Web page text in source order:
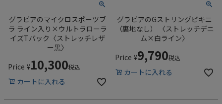
グラビアのマイクロスポーツブ
ラ ライン入り×ウルトラローラ
イズTバック〈ストレッチレザ
ー黒〉
Price ¥10,300税込
カートに入れる
グラビアのGストリングビキニ
（裏地なし） 〈ストレッチデニ
ム×白ライン〉
Price ¥9,790税込
カートに入れる